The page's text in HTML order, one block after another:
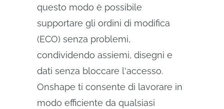
questo modo è possibile
supportare gli ordini di modifica
(ECO) senza problemi,
condividendo assiemi, disegni e
dati senza bloccare l'accesso.
Onshape ti consente di lavorare in
modo efficiente da qualsiasi